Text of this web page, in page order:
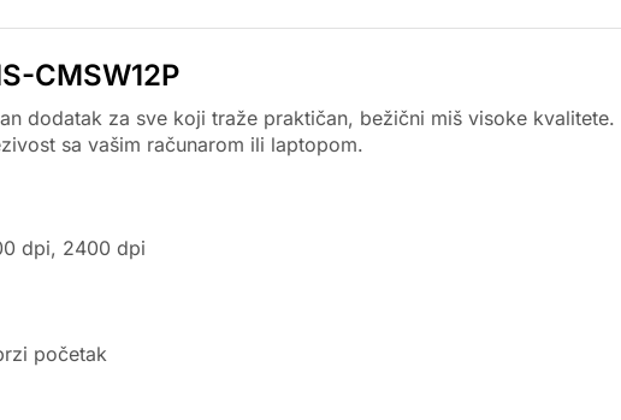
CMSW12P
dodatak za sve koji traže praktičan, bežični miš visoke
sa vašim računarom ili laptopom.
dpi, 2400 dpi
početak